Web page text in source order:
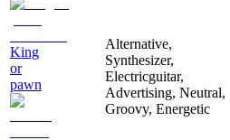
King
or
pawn
Alternative,
Synthesizer,
Electricguitar,
Advertising, Neutral,
Groovy, Energetic